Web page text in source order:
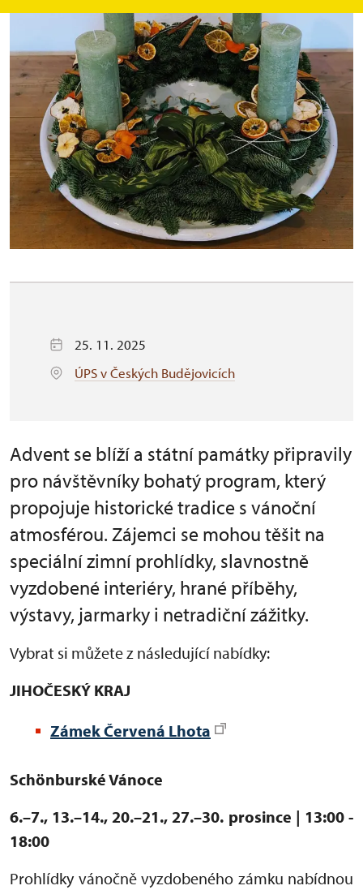
25. 11. 2025
ÚPS v Českých Budějovicích
Advent se blíží a státní památky připravily
pro návštěvníky bohatý program, který
propojuje historické tradice s vánoční
atmosférou. Zájemci se mohou těšit na
speciální zimní prohlídky, slavnostně
vyzdobené interiéry, hrané příběhy,
výstavy, jarmarky i netradiční zážitky.
Vybrat si můžete z následující nabídky:
JIHOČESKÝ KRAJ
Zámek Červená Lhota
Schönburské Vánoce
6.–7., 13.–14., 20.–21., 27.–30. prosince | 13:00 -
18:00
Prohlídky vánočně vyzdobeného zámku nabídnou